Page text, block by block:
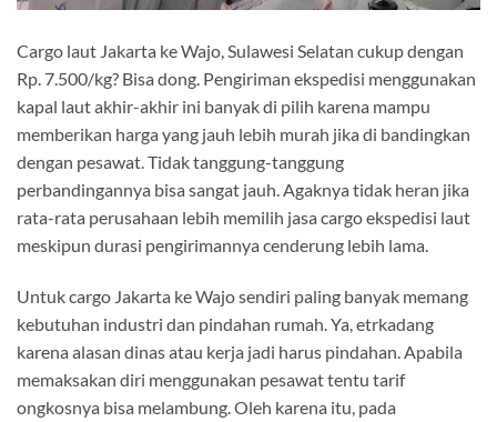
Cargo laut Jakarta ke Wajo, Sulawesi Selatan cukup dengan
Rp. 7.500/kg? Bisa dong. Pengiriman ekspedisi menggunakan
kapal laut akhir-akhir ini banyak di pilih karena mampu
memberikan harga yang jauh lebih murah jika di bandingkan
dengan pesawat. Tidak tanggung-tanggung
perbandingannya bisa sangat jauh. Agaknya tidak heran jika
rata-rata perusahaan lebih memilih jasa cargo ekspedisi laut
meskipun durasi pengirimannya cenderung lebih lama.
Untuk cargo Jakarta ke Wajo sendiri paling banyak memang
kebutuhan industri dan pindahan rumah. Ya, etrkadang
karena alasan dinas atau kerja jadi harus pindahan. Apabila
memaksakan diri menggunakan pesawat tentu tarif
ongkosnya bisa melambung. Oleh karena itu, pada